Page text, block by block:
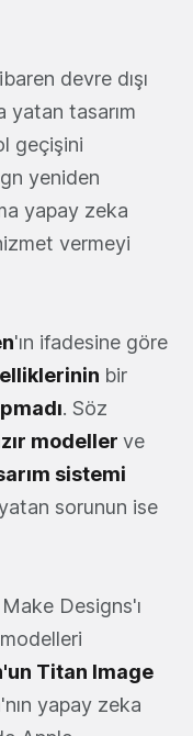
devre dışı
yatan tasarım
geçişini
yeniden
yapay zeka
vermeyi
'ın ifadesine göre
bir
. Söz
modeller ve
sistemi
sorunun ise
Designs'ı
Titan Image
yapay zeka